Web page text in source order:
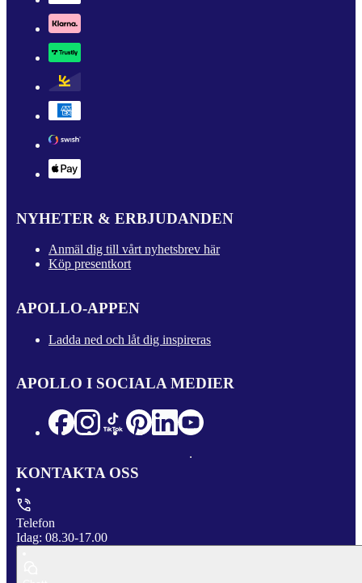
NYHETER & ERBJUDANDEN
Anmäl dig till vårt nyhetsbrev här
Köp presentkort
APOLLO-APPEN
Ladda ned och låt dig inspireras
APOLLO I SOCIALA MEDIER
KONTAKTA OSS
Telefon
Idag: 08.30-17.00